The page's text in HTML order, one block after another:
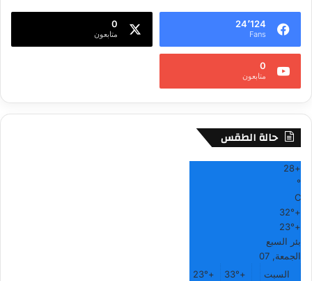
ل
ف
24٬124
Fans
0
متابعون
0
متابعون
حالة الطقس
+
28
°
C
+
32°
+
23°
بئر السبع
الجمعة, 07
السبت
+
33°
+
23°